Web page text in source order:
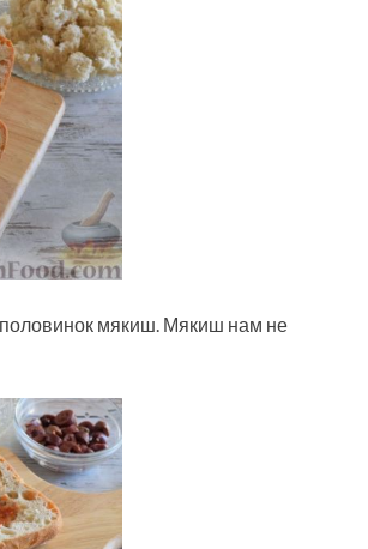
мякиш. Мякиш нам не